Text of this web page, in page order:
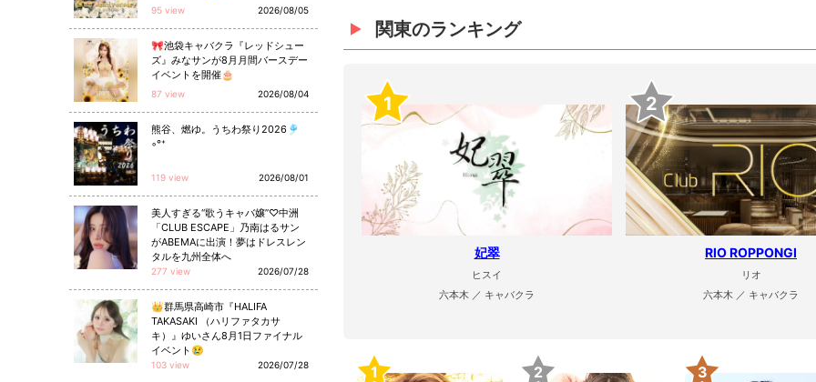
関東のランキング
1
妃翠
ヒスイ
六本木 ／ キャバクラ
2
RIO ROPPONGI
リオ
六本木 ／ キャバクラ
1 2 3
95 view 2026/08/05
🎀池袋キャバクラ『レッドシュー
ズ』みなサンが8月月間バースデー
イベントを開催🎂
87 view 2026/08/04
熊谷、燃ゆ。うちわ祭り2026🎐
◦°⁺
119 view 2026/08/01
美人すぎる“歌うキャバ嬢”♡中洲
「CLUB ESCAPE」乃南はるサン
がABEMAに出演！夢はドレスレン
タルを九州全体へ
277 view 2026/07/28
👑群馬県高崎市『HALIFA
TAKASAKI （ハリファタカサ
キ）』ゆいさん8月1日ファイナル
イベント😢
103 view 2026/07/28